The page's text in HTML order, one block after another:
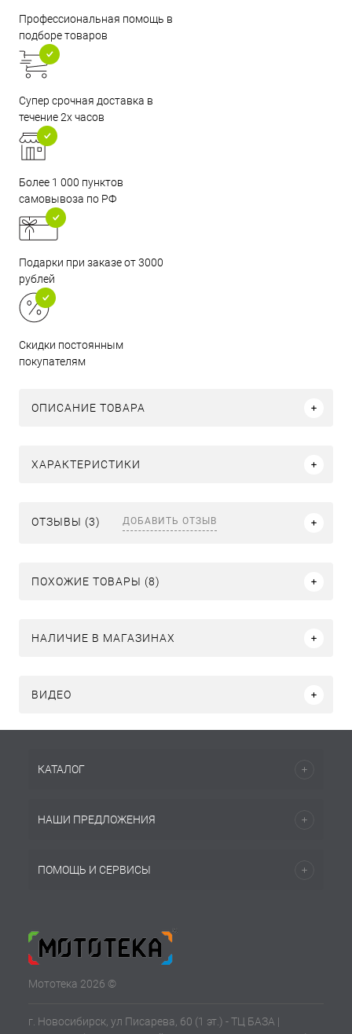
Профессиональная помощь в
подборе товаров
Супер срочная доставка в
течение 2х часов
Более 1 000 пунктов
самовывоза по РФ
Подарки при заказе от 3000
рублей
Скидки постоянным
покупателям
ОПИСАНИЕ ТОВАРА
ХАРАКТЕРИСТИКИ
ОТЗЫВЫ (3) ДОБАВИТЬ ОТЗЫВ
ПОХОЖИЕ ТОВАРЫ (8)
НАЛИЧИЕ В МАГАЗИНАХ
ВИДЕО
КАТАЛОГ
НАШИ ПРЕДЛОЖЕНИЯ
ПОМОЩЬ И СЕРВИСЫ
Мототека 2026 ©
г. Новосибирск, ул Писарева, 60 (1 эт.) - ТЦ БАЗА |